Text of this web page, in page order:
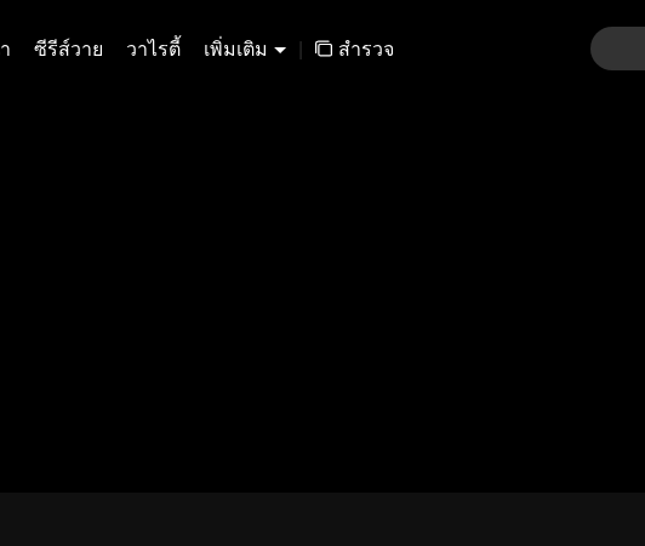
ซีรีส์วาย วาไรตี้ เพิ่มเติม | สำรวจ